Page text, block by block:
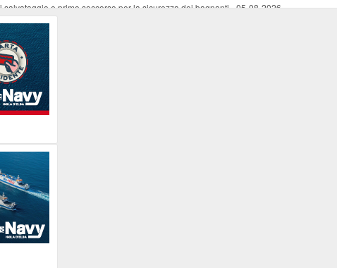
e primo soccorso per la sicurezza dei bagnanti-05-08-2026
Lena Tassi approda al Museo Bolano
di chiese, santi, antichi vigneti e mulini
straordinaria traversata con la nave “Pietro Orseolo”